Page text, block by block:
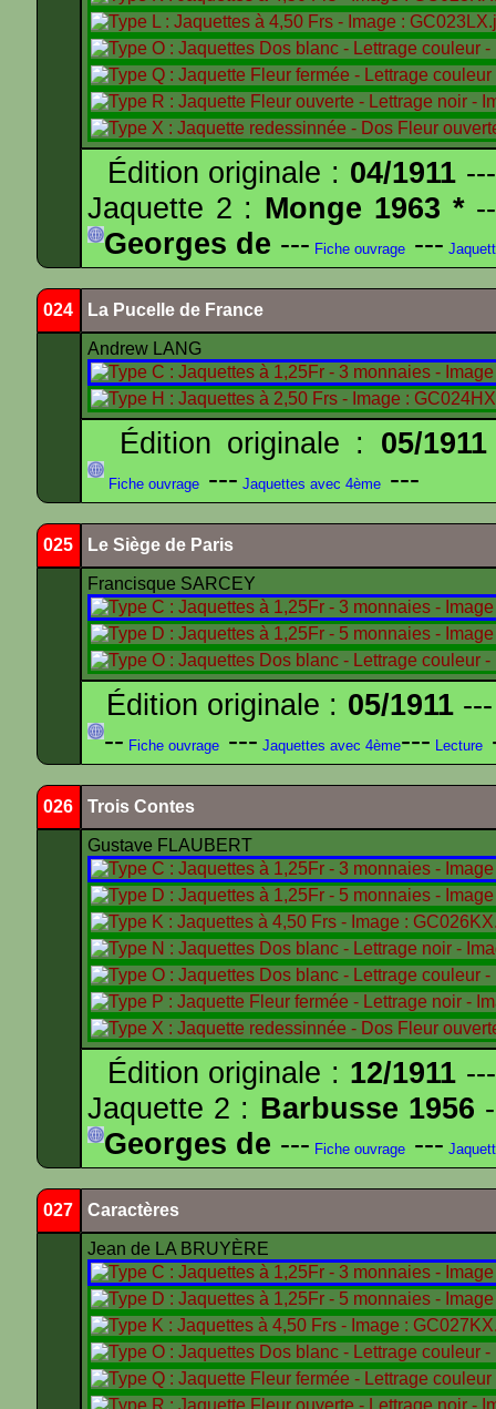
Édition originale : 04/1911
Jaquette 2 : Monge 1963 *
Georges de --- Fiche ouvrage ---
024 La Pucelle de France
Andrew LANG
Édition originale : 05/1911
Fiche ouvrage --- Jaquettes avec 4ème ---
025 Le Siège de Paris
Francisque SARCEY
Édition originale : 05/1911---
-- Fiche ouvrage --- Jaquettes avec 4ème--- Lecture
026 Trois Contes
Gustave FLAUBERT
Édition originale : 12/1911
Jaquette 2 : Barbusse 1956
Georges de --- Fiche ouvrage ---
027 Caractères
Jean de LA BRUYÈRE